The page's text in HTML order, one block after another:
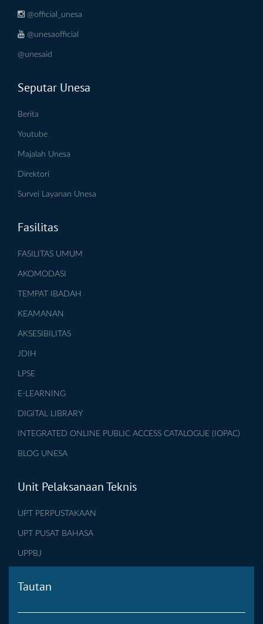
@official_unesa
@unesaofficial
@unesaid
Seputar Unesa
Berita
Youtube
Majalah Unesa
Direktori
Survei Layanan Unesa
Fasilitas
FASILITAS UMUM
AKOMODASI
TEMPAT IBADAH
KEAMANAN
AKSESIBILITAS
JDIH
LPSE
E-LEARNING
DIGITAL LIBRARY
INTEGRATED ONLINE PUBLIC ACCESS CATALOGUE (IOPAC)
BLOG UNESA
Unit Pelaksanaan Teknis
UPT PERPUSTAKAAN
UPT PUSAT BAHASA
UPPBJ
Tautan